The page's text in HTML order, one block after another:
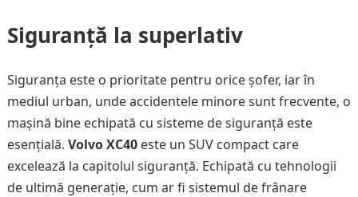
Siguranță la superlativ
Siguranța este o prioritate pentru orice șofer, iar în
mediul urban, unde accidentele minore sunt frecvente, o
mașină bine echipată cu sisteme de siguranță este
esențială. Volvo XC40este un SUV compact care
excelează la capitolul siguranță. Echipată cu tehnologii
de ultimă generație, cum ar fi sistemul de frânare